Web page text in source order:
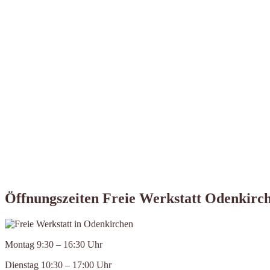
Öffnungszeiten Freie Werkstatt
Montag 9:30 – 16:30 Uhr
Dienstag 10:30 – 17:00 Uhr